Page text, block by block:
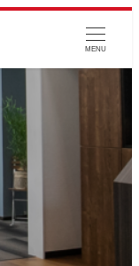
MENU